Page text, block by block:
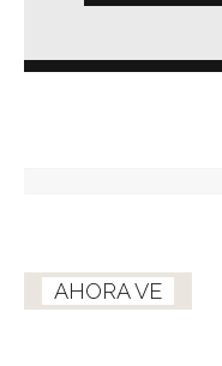
AHORA VE